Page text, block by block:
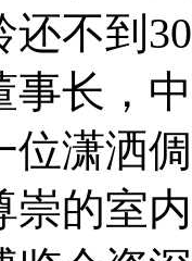
还不到 30
事长，
位潇洒
崇的室